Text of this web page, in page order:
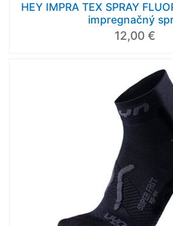
HEY IMPRA TEX SPRAY
impregnačný
12,00 €